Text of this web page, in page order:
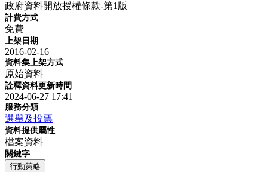
政府資料開放授權條款-第1版
計費方式
免費
上架日期
2016-02-16
資料集上架方式
原始資料
詮釋資料更新時間
2024-06-27 17:41
服務分類
選舉及投票
資料提供屬性
檔案資料
關鍵字
行動策略